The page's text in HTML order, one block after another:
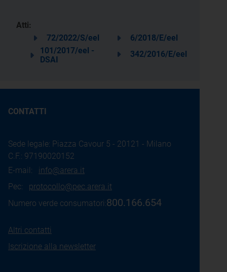
Atti:
72/2022/S/eel
6/2018/E/eel
101/2017/eel -
DSAI
342/2016/E/eel
CONTATTI
Sede legale: Piazza Cavour 5 - 20121 - Milano
C.F.: 97190020152
E-mail: info@arera.it
Pec: protocollo@pec.arera.it
Numero verde consumatori:800.166.654
Altri contatti
Iscrizione alla newsletter